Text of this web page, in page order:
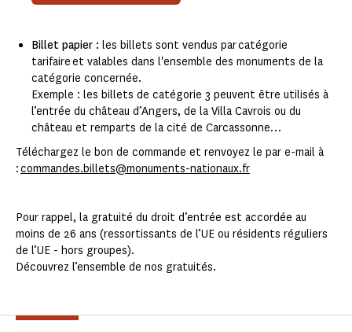
Billet papier : les billets sont vendus par catégorie
tarifaire et valables dans l'ensemble des monuments de la
catégorie concernée.
Exemple : les billets de catégorie 3 peuvent être utilisés à
l’entrée du château d’Angers, de la Villa Cavrois ou du
château et remparts de la cité de Carcassonne…
Téléchargez le bon de commande et renvoyez le par e-mail à
:commandes.billets@monuments-nationaux.fr
Pour rappel, la gratuité du droit d’entrée est accordée au
moins de 26 ans (ressortissants de l’UE ou résidents réguliers
de l’UE - hors groupes).
Découvrez l’ensemble de nos gratuités.